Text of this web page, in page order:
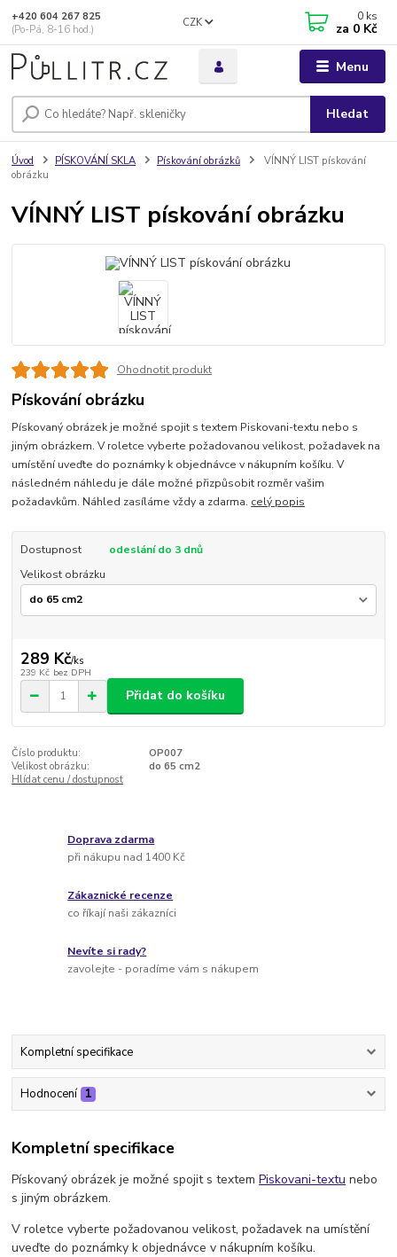
Menu
CZK
Hledat
+420 604 267 825
(Po-Pá, 8-16 hod.)
0 ks
za 0 Kč
Úvod PÍSKOVÁNÍ SKLA Pískování obrázků
VÍNNÝ LIST pískování
obrázku
VÍNNÝ LIST pískování obrázku
Ohodnotit produkt
Pískování obrázku
Pískovaný obrázek je možné spojit s textem Piskovani-textu nebo s
jiným obrázkem. V roletce vyberte požadovanou velikost, požadavek na
umístění uveďte do poznámky k objednávce v nákupním košíku. V
následném náhledu je dále možné přizpůsobit rozměr vašim
požadavkům. Náhled zasíláme vždy a zdarma. celý popis
Dostupnost
odeslání do 3 dnů
Velikost obrázku
289 Kč/ks
239 Kč bez DPH
Přidat do košíku
Číslo produktu:
OP007
Velikost obrázku:
do 65 cm2
Hlídat cenu / dostupnost
Doprava zdarma
při nákupu nad 1400 Kč
Zákaznické recenze
co říkají naši zákazníci
Nevíte si rady?
zavolejte - poradíme vám s nákupem
Kompletní specifikace
Hodnocení 1
Kompletní specifikace
Pískovaný obrázek je možné spojit s textemPiskovani-textu nebo
s jiným obrázkem.
V roletce vyberte požadovanou velikost, požadavek na umístění
uveďte do poznámky k objednávce v nákupním košíku.